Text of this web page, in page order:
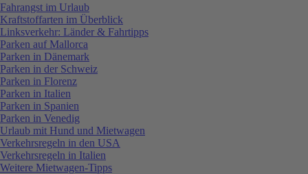
Fahrangst im Urlaub
Kraftstoffarten im Überblick
Linksverkehr: Länder & Fahrtipps
Parken auf Mallorca
Parken in Dänemark
Parken in der Schweiz
Parken in Florenz
Parken in Italien
Parken in Spanien
Parken in Venedig
Urlaub mit Hund und Mietwagen
Verkehrsregeln in den USA
Verkehrsregeln in Italien
Weitere Mietwagen-Tipps